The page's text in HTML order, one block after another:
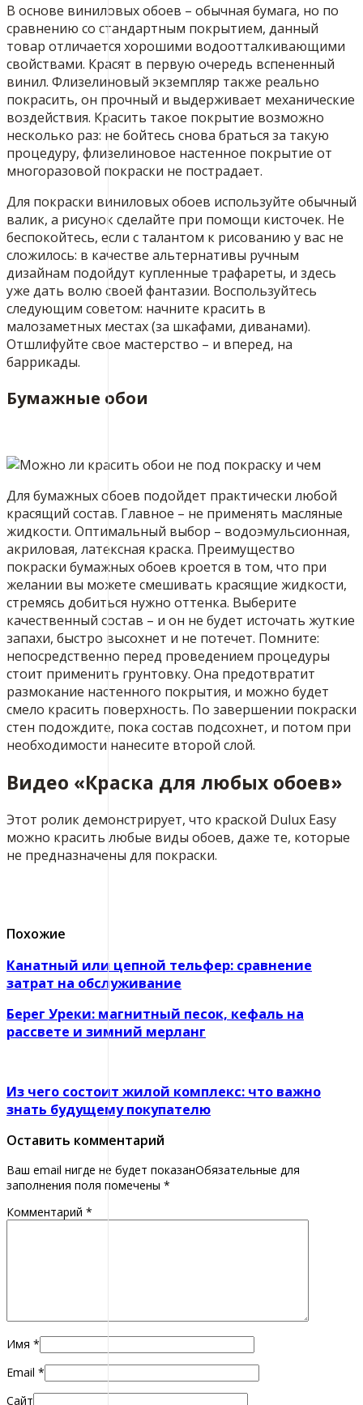
В основе виниловых обоев – обычная бумага, но по
сравнению со стандартным покрытием, данный
товар отличается хорошими водоотталкивающими
свойствами. Красят в первую очередь вспененный
винил. Флизелиновый экземпляр также реально
покрасить, он прочный и выдерживает механические
воздействия. Красить такое покрытие возможно
несколько раз: не бойтесь снова браться за такую
процедуру, флизелиновое настенное покрытие от
многоразовой покраски не пострадает.
Для покраски виниловых обоев используйте обычный
валик, а рисунок сделайте при помощи кисточек. Не
беспокойтесь, если с талантом к рисованию у вас не
сложилось: в качестве альтернативы ручным
дизайнам подойдут купленные трафареты, и здесь
уже дать волю своей фантазии. Воспользуйтесь
следующим советом: начните красить в
малозаметных местах (за шкафами, диванами).
Отшлифуйте свое мастерство – и вперед, на
баррикады.
Бумажные обои
Для бумажных обоев подойдет практически любой
красящий состав. Главное – не применять масляные
жидкости. Оптимальный выбор – водоэмульсионная,
акриловая, латексная краска. Преимущество
покраски бумажных обоев кроется в том, что при
желании вы можете смешивать красящие жидкости,
стремясь добиться нужно оттенка. Выберите
качественный состав – и он не будет источать жуткие
запахи, быстро высохнет и не потечет. Помните:
непосредственно перед проведением процедуры
стоит применить грунтовку. Она предотвратит
размокание настенного покрытия, и можно будет
смело красить поверхность. По завершении покраски
стен подождите, пока состав подсохнет, и потом при
необходимости нанесите второй слой.
Видео «Краска для любых обоев»
Этот ролик демонстрирует, что краской Dulux Easy
можно красить любые виды обоев, даже те, которые
не предназначены для покраски.
Похожие
Канатный или цепной тельфер: сравнение
затрат на обслуживание
Берег Уреки: магнитный песок, кефаль на
рассвете и зимний мерланг
Из чего состоит жилой комплекс: что важно
знать будущему покупателю
Оставить комментарий
Ваш email нигде не будет показанОбязательные для
заполнения поля помечены *
Комментарий *
Имя *
Email *
Сайт